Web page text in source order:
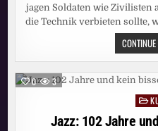
jagen Soldaten wie Zivilisten
die Technik verbieten sollte,
0 3
Jazz: 102 Jahre